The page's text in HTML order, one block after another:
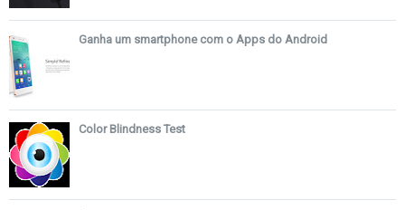
Ganha um smartphone com o Apps do Android
Color Blindness Test